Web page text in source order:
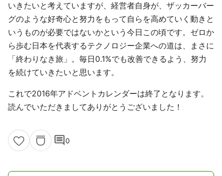
いきたいと考えていますが、経営者自身が、ザッカーバー
グのような好奇心と努力をもって自らを高めていく動きと
いうものが必要ではないかという今日この頃です。ゼロか
ら歩む日本を代表するテクノロジー企業への道は、まさに
「終わりなき旅」。毎日0.1%でも改善できるよう、努力
を続けていきたいと思います。
これで2016年アドベントカレンダーは終了となります。
読んでいただきましてありがとうございました！
comment0